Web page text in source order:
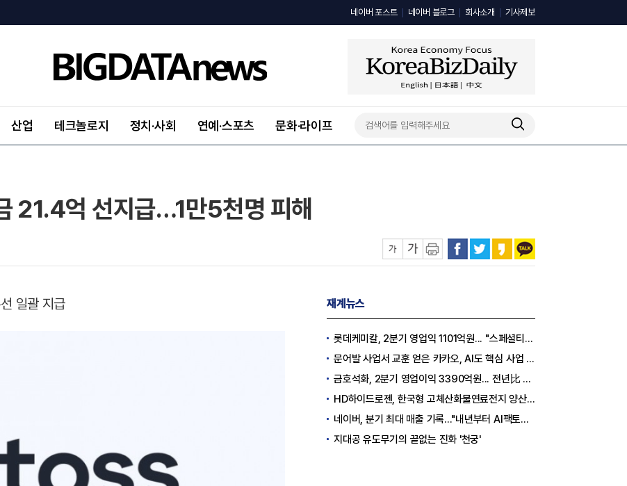
네이버 포스트 네이버 블로그 회사소개 기사제보
산업 테크놀로지 정치·사회 연예·스포츠 문화·라이프
21.4억 선지급…1만5천명 피해
일괄 지급 재계뉴스
롯데케미칼, 2분기 영업익 1101억원... "스페셜티 전환 가속"
문어발 사업서 교훈 얻은 카카오, AI도 핵심 사업 '선택과 집중'
금호석화, 2분기 영업이익 3390억원... 전년比 419% 급증
HD하이드로젠, 한국형 고체산화물연료전지 양산체계 구축
네이버, 분기 최대 매출 기록..."내년부터 AI팩토리 수익 날 것"
지대공 유도무기의 끝없는 진화 '천궁'